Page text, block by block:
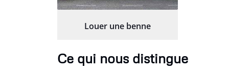
Louer une benne
Ce qui nous distingue